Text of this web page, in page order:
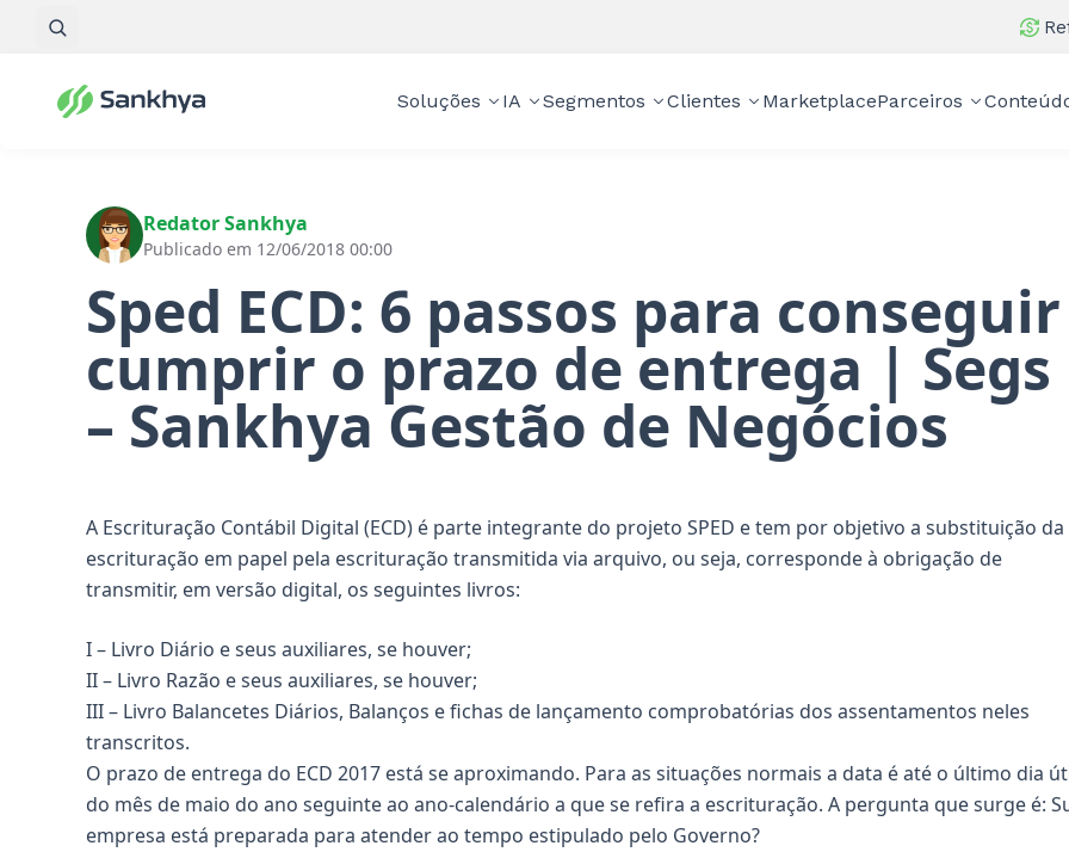
Soluções IA Segmentos Clientes MarketplaceParceiros
Redator Sankhya
Publicado em 12/06/2018 00:00
Sped ECD: 6 passos para conseguir
cumprir o prazo de entrega | Segs
– Sankhya Gestão de Negócios
A Escrituração Contábil Digital (ECD) é parte integrante do projeto SPED e tem por objetivo a substituição da
escrituração em papel pela escrituração transmitida via arquivo, ou seja, corresponde à obrigação de
transmitir, em versão digital, os seguintes livros:
I – Livro Diário e seus auxiliares, se houver;
II – Livro Razão e seus auxiliares, se houver;
III – Livro Balancetes Diários, Balanços e fichas de lançamento comprobatórias dos assentamentos neles
transcritos.
O prazo de entrega do ECD 2017 está se aproximando. Para as situações normais a data é até o último dia
do mês de maio do ano seguinte ao ano-calendário a que se refira a escrituração. A pergunta que surge é:
empresa está preparada para atender ao tempo estipulado pelo Governo?